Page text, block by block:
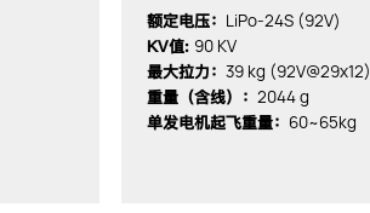
额定电压： LiPo-24S (92V)
KV值: 90 KV
最大拉力： 39 kg (92V@29x12)
重量（含线）： 2044 g
单发电机起飞重量： 60~65kg